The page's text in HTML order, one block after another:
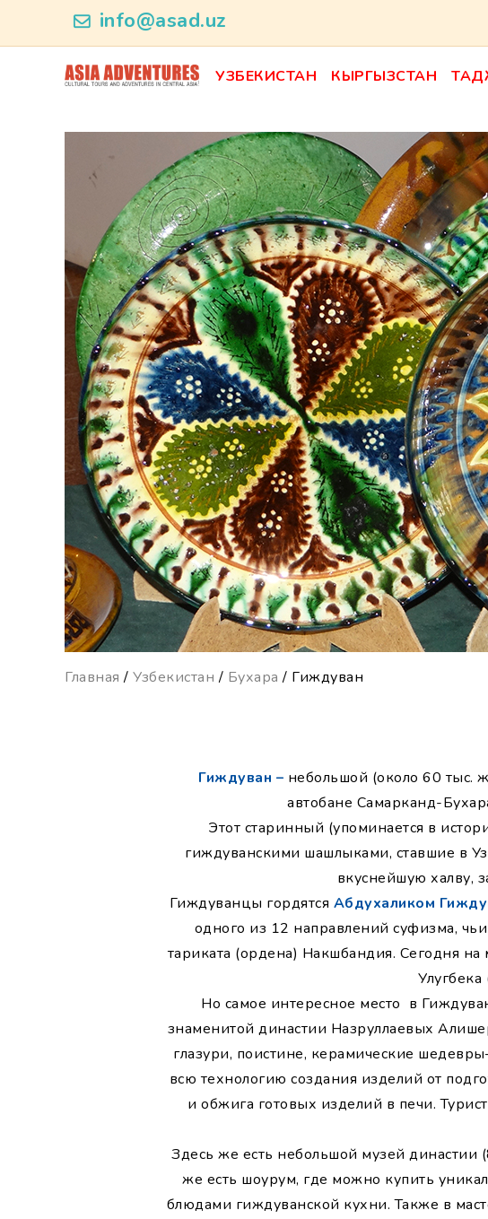
info@asad.uz
УЗБЕКИСТАН КЫРГЫЗСТАН
Главная / Узбекистан / Бухара / Гиждуван
Гиждуван – небольшой (около 60 тыс.
автобане Самарканд-
Этот старинный (упоминается в
гиждуванскими шашлыками, ставшие в
вкуснейшую халву,
Гиждуванцы гордятся Абдухаликом
одного из 12 направлений суфизма,
тариката (ордена) Накшбандия. Сегодня
Но самое интересное место в
знаменитой династии Назруллаевых
глазури, поистине, керамические
всю технологию создания изделий от
и обжига готовых изделий в печи.
Здесь же есть небольшой музей династии
же есть шоурум, где можно купить
блюдами гиждуванской кухни. Также в